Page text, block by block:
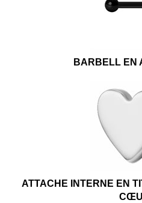
BARBELL EN
ATTACHE INTERNE EN